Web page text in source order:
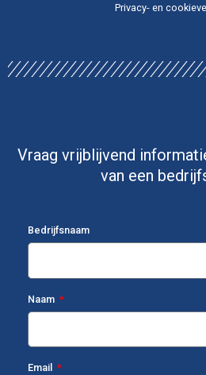
Privacy- en
Vraag vrijblijvend
van een
Bedrijfsnaam
Naam
Email